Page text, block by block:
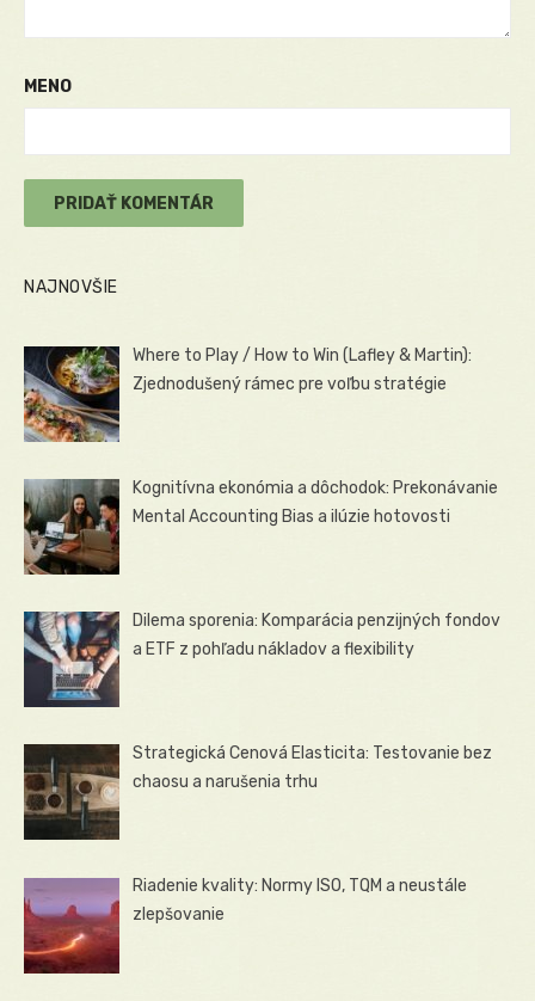
MENO
NAJNOVŠIE
Where to Play / How to Win (Lafley & Martin):
Zjednodušený rámec pre voľbu stratégie
Kognitívna ekonómia a dôchodok: Prekonávanie
Mental Accounting Bias a ilúzie hotovosti
Dilema sporenia: Komparácia penzijných fondov
a ETF z pohľadu nákladov a flexibility
Strategická Cenová Elasticita: Testovanie bez
chaosu a narušenia trhu
Riadenie kvality: Normy ISO, TQM a neustále
zlepšovanie